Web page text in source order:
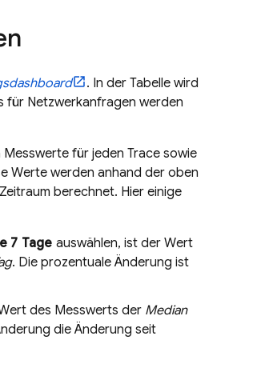
. In der Tabelle wird
für Netzwerkanfragen werden
für jeden Trace sowie
Werte werden anhand der oben
berechnet. Hier einige
7 Tage auswählen, ist der Wert
. Die prozentuale Änderung ist
des Messwerts der Median
die Änderung seit